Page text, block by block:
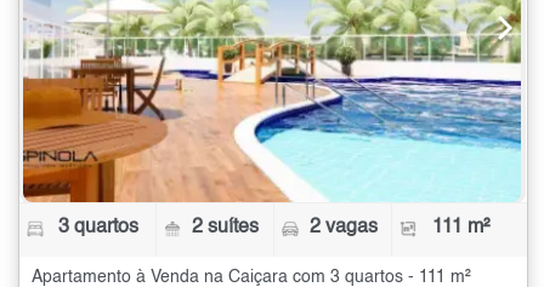
3 quartos 2 suítes 2 vagas 111 m²
Apartamento à Venda na Caiçara com 3 quartos - 111 m²